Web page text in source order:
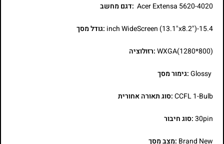
Acer Extensa 5620-4020 :דגם מחשב
15.4-inch WideScreen (13.1"x8.2") :גודל מסך
WXGA(1280*800):רזולוציה
Glossy:גימור מסך
CCFL 1-Bulb:סוג תאורה אחורית
30pin:סוג חיבור
Brand New :מצב מסך